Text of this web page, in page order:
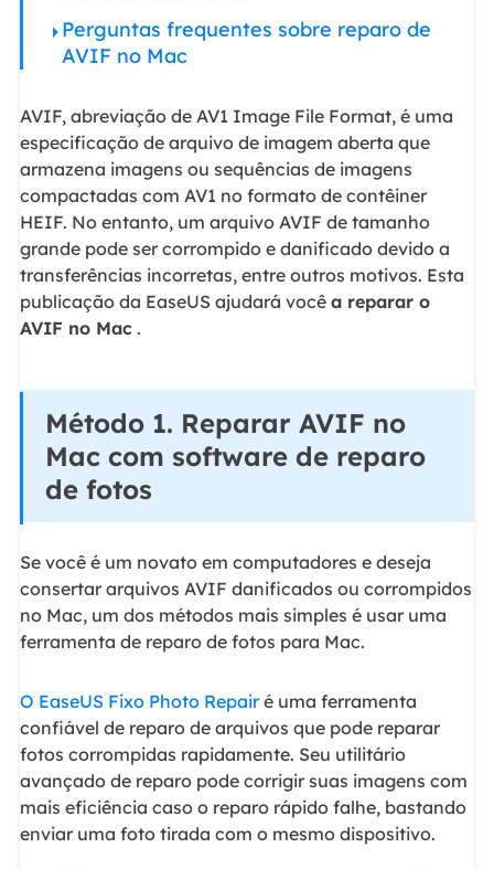
Perguntas frequentes sobre reparo de
AVIF no Mac
AVIF, abreviação de AV1 Image File Format, é uma
especificação de arquivo de imagem aberta que
armazena imagens ou sequências de imagens
compactadas com AV1 no formato de contêiner
HEIF. No entanto, um arquivo AVIF de tamanho
grande pode ser corrompido e danificado devido a
transferências incorretas, entre outros motivos. Esta
publicação da EaseUS ajudará você a reparar o
AVIF no Mac.
Método 1. Reparar AVIF no
Mac com software de reparo
de fotos
Se você é um novato em computadores e deseja
consertar arquivos AVIF danificados ou corrompidos
no Mac, um dos métodos mais simples é usar uma
ferramenta de reparo de fotos para Mac.
O EaseUS Fixo Photo Repairé uma ferramenta
confiável de reparo de arquivos que pode reparar
fotos corrompidas rapidamente. Seu utilitário
avançado de reparo pode corrigir suas imagens com
mais eficiência caso o reparo rápido falhe, bastando
enviar uma foto tirada com o mesmo dispositivo.